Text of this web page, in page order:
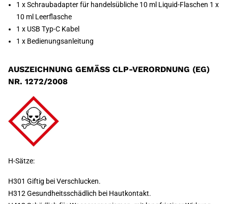
1 x Schraubadapter für handelsübliche 10 ml Liquid-Flaschen 1 x
10 ml Leerflasche
1 x USB Typ-C Kabel
1 x Bedienungsanleitung
AUSZEICHNUNG GEMÄSS CLP-VERORDNUNG (EG) N
R. 1272/2008
H-Sätze:
H301 Giftig bei Verschlucken.
H312 Gesundheitsschädlich bei Hautkontakt.